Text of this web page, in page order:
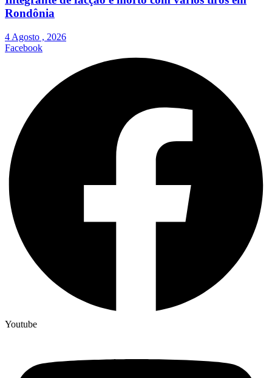
Rondônia
4 Agosto , 2026
Facebook
Youtube